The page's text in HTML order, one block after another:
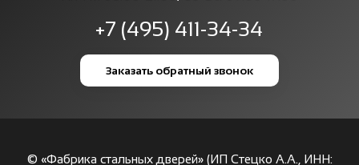
+7 (495) 411-34-34
Заказать обратный звонок
© «Фабрика стальных дверей» (ИП Стецко А.А., ИНН: